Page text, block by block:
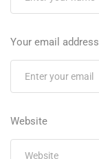
Your email address
Website